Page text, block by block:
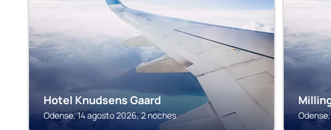
Hotel Knudsens Gaard
Odense, 14 agosto 2026, 2 noches